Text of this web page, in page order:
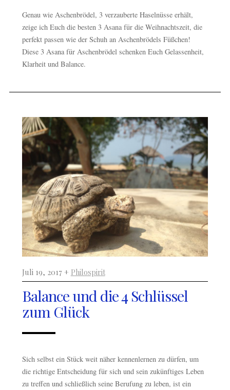
Genau wie Aschenbrödel, 3 verzauberte Haselnüsse erhält,
zeige ich Euch die besten 3 Asana für die Weihnachtszeit, die
perfekt passen wie der Schuh an Aschenbrödels Füßchen!
Diese 3 Asana für Aschenbrödel schenken Euch Gelassenheit,
Klarheit und Balance.
Juli 19, 2017 + Philospirit
Balance und die 4 Schlüssel
zum Glück
Sich selbst ein Stück weit näher kennenlernen zu dürfen, um
die richtige Entscheidung für sich und sein zukünftiges Leben
zu treffen und schließlich seine Berufung zu leben, ist ein